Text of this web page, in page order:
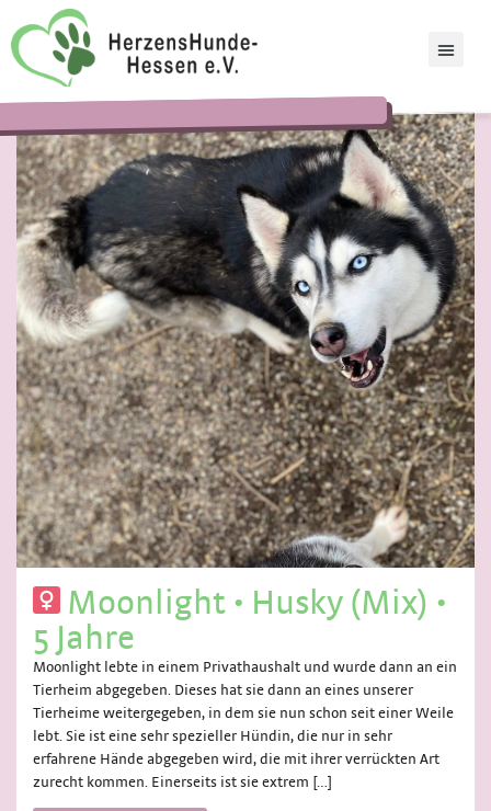
Moonlight • Husky (Mix) •
5 Jahre
Moonlight lebte in einem Privathaushalt und wurde dann an ein
Tierheim abgegeben. Dieses hat sie dann an eines unserer
Tierheime weitergegeben, in dem sie nun schon seit einer Weile
lebt. Sie ist eine sehr spezieller Hündin, die nur in sehr
erfahrene Hände abgegeben wird, die mit ihrer verrückten Art
zurecht kommen. Einerseits ist sie extrem […]